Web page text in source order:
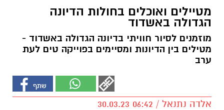
מטיילים ואוכלים בחולות הדיונה
הגדולה באשדוד
מוזמנים לסיור חוויתי בדיונה הגדולה באשדוד -
מטילים בין הדיונות ומסיימים בפוייקה טים לעת
ערב
אלדה נתנאל / 06:42 30.03.23